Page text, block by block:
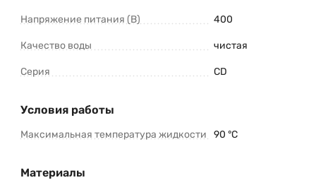
Напряжение питания (В) 400
Качество воды чистая
Серия CD
Условия работы
Максимальная температура жидкости 90 °C
Материалы